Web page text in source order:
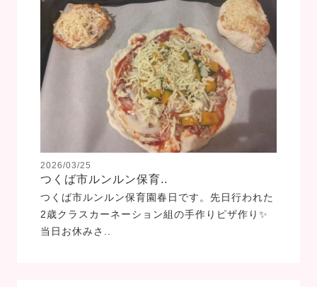
2026/03/25
つくば市ルンルン保育..
つくば市ルンルン保育園春日です。先日行われた
2歳クラスカーネーション組の手作りピザ作り✨
当日お休みさ..